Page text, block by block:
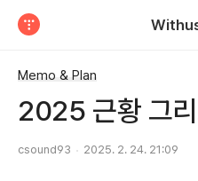
Memo & Plan
2025 근황 그
csound93 2025. 2. 24. 21:09